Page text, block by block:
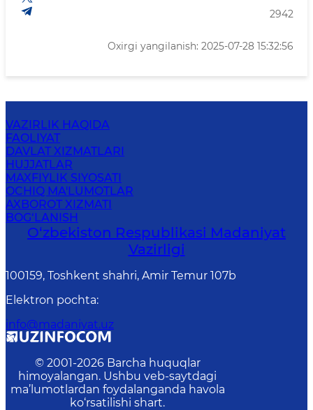
2942
Oxirgi yangilanish: 2025-07-28 15:32:56
VAZIRLIK HAQIDA
FAOLIYAT
DAVLAT XIZMATLARI
HUJJATLAR
MAXFIYLIK SIYOSATI
OCHIQ MA'LUMOTLAR
AXBOROT XIZMATI
BOG‘LANISH
O‘zbekiston Respublikasi Madaniyat
Vazirligi
100159, Toshkent shahri, Amir Temur 107b
Elektron pochta:
info@madaniyat.uz
© 2001-2026 Barcha huquqlar
himoyalangan. Ushbu veb-saytdagi
ma’lumotlardan foydalanganda havola
ko‘rsatilishi shart.